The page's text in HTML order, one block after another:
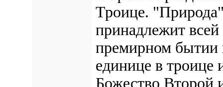
Троице.
принадлежит
премирном бытии
единице в троице
Божество Второй